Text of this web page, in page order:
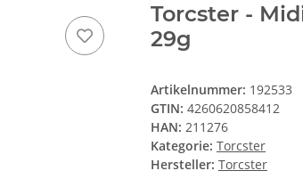
Torcster -
29g
Artikelnummer: 192533
GTIN: 4260620858412
HAN: 211276
Kategorie: Torcster
Hersteller: Torcster